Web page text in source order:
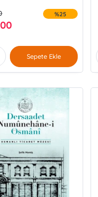
%25
Sepete Ekle